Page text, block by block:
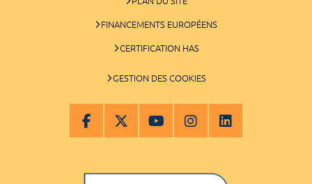
FINANCEMENTS EUROPÉENS
CERTIFICATION HAS
GESTION DES COOKIES